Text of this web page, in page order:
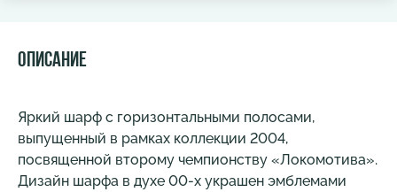
Описание
Яркий шарф с горизонтальными полосами,
выпущенный в рамках коллекции 2004,
посвященной второму чемпионству «Локомотива».
Дизайн шарфа в духе 00-х украшен эмблемами